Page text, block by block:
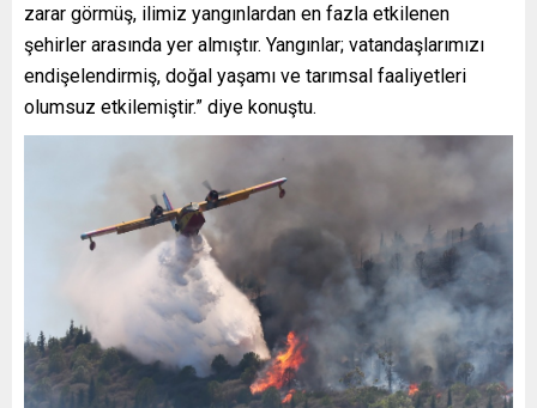
zarar görmüş, ilimiz yangınlardan en fazla etkilenen
şehirler arasında yer almıştır. Yangınlar; vatandaşlarımızı
endişelendirmiş, doğal yaşamı ve tarımsal faaliyetleri
olumsuz etkilemiştir.” diye konuştu.